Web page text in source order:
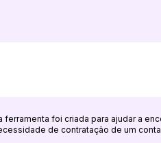
ferramenta foi criada para ajudar a
de contratação de um